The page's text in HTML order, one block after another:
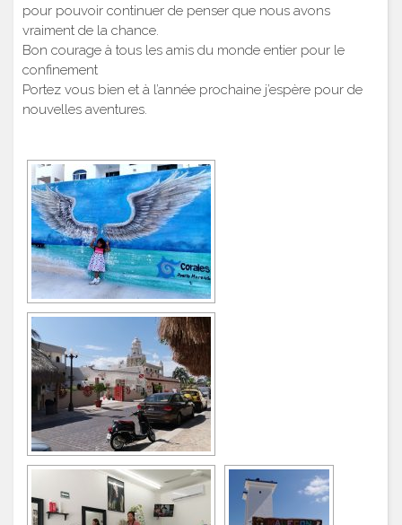
pour pouvoir continuer de penser que nous avons
vraiment de la chance.
Bon courage à tous les amis du monde entier pour le
confinement
Portez vous bien et à l’année prochaine j’espère pour de
nouvelles aventures.